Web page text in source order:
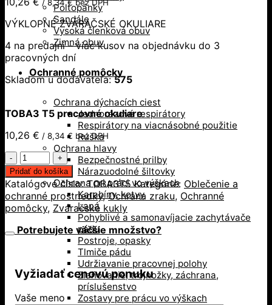
Poltopánky
Sandále
Vysoká členková obuv
Zimná obuv
Ochranné pomôcky
Ochrana dýchacích ciest
Jednorázové respirátory
Respirátory na viacnásobné použitie
Rúška
Ochrana hlavy
Bezpečnostné prilby
Nárazuodolné šiltovky
Ochrana pri práci vo výškach
Karabíny, kotvy
Laná
Pohyblivé a samonavíjacie zachytávače
pádu
Postroje, opasky
Tlmiče pádu
Udržiavanie pracovnej polohy
Zlaňovanie, trojnožky, záchrana,
príslušenstvo
Zostavy pre prácu vo výškach
/ 8,34€bez DPH
VÝKLOPNÉ ZVÁRAČSKÉ OKULIARE
4 na predajni – viac kusov na objednávku do 3
pracovných dní
Skladom u dodávateľa: 575
TOBA3 T5 pracovné okuliare
10,26 € / 8,34 € bez DPH
množstvo
TOBA3
T5
pracovné
okuliare
Pridať do košíka
Katalógové číslo:TOBA3T5 Kategórie: Oblečenie a
ochranné prostriedky,Ochrana zraku, Ochranné
pomôcky, Zváračské kukly
Potrebujete väčšie množstvo?
Vyžiadať cenovú ponuku
Vaše meno